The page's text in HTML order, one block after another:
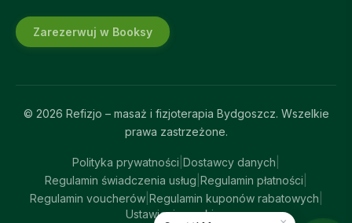
Zarezerwuj w Booksy
© 2026 Refizjo – masaż i fizjoterapia Bydgoszcz. Wszelkie
prawa zastrzeżone.
Polityka prywatności Dostawcy danych
Regulamin świadczenia usług Regulamin płatności
Regulamin voucherów| Regulamin kuponów rabatowych
Ustawienia cookies